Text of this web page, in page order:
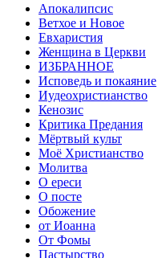
Апокалипсис
Ветхое и Новое
Евхаристия
Женщина в Церкви
ИЗБРАННОЕ
Исповедь и покаяние
Иудеохристианство
Кенозис
Критика Предания
Мёртвый культ
Моё Христианство
Молитва
О ереси
О посте
Обожение
от Иоанна
От Фомы
Пастырство